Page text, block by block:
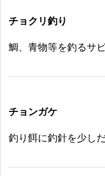
チョクリ釣り
鯛、青物等を釣るサ
チョンガケ
釣り餌に釣針を少し